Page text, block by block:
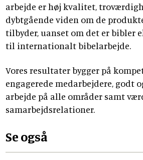
arbejde er høj kvalitet,
dybtgående viden om de
tilbyder, uanset om det er bibler
til internationalt bibelarbejde.
Vores resultater bygger på
engagerede medarbejdere, godt
arbejde på alle områder samt
samarbejdsrelationer.
Se også